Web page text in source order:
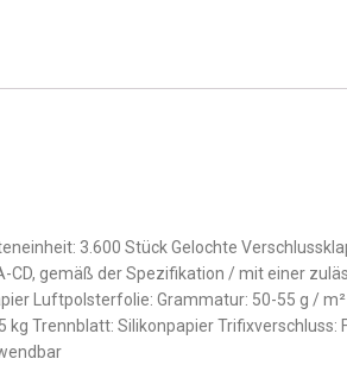
3.600 Stück Gelochte
gemäß der Spezifikation / mit einer
Luftpolsterfolie: Grammatur: 50-55 g /
Trennblatt: Silikonpapier Trifixverschluss: